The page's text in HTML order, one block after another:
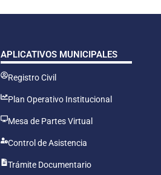
APLICATIVOS MUNICIPALES
Registro Civil
Plan Operativo Institucional
Mesa de Partes Virtual
Control de Asistencia
Trámite Documentario